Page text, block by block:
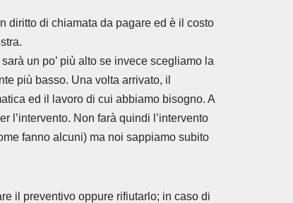
diritto di chiamata da pagare ed è il costo
un po’ più alto se invece scegliamo la
più basso. Una volta arrivato, il
ed il lavoro di cui abbiamo bisogno. A
l’intervento. Non farà quindi l’intervento
fanno alcuni) ma noi sappiamo subito
il preventivo oppure rifiutarlo; in caso di